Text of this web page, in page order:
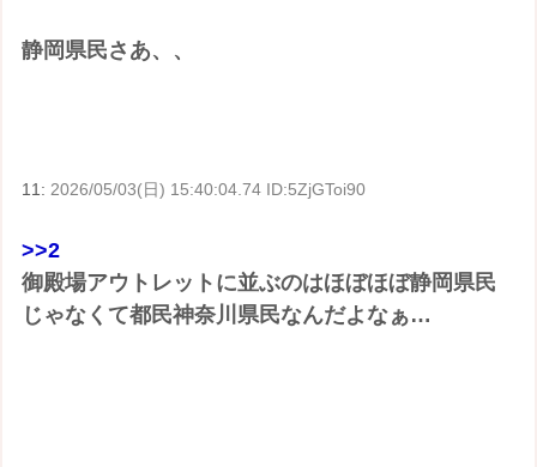
静岡県民さあ、、
11: 2026/05/03(日) 15:40:04.74 ID:5ZjGToi90
>>2
御殿場アウトレットに並ぶのはほぼほぼ静岡県民
じゃなくて都民神奈川県民なんだよなぁ…